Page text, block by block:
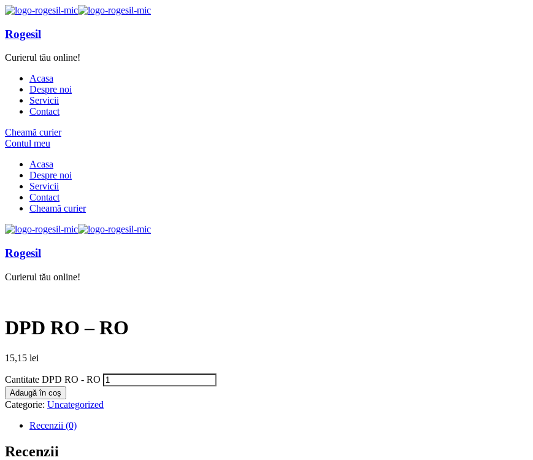
Rogesil
Curierul tău online!
Acasa
Despre noi
Servicii
Contact
Cheamă curier
Contul meu
Acasa
Despre noi
Servicii
Contact
Cheamă curier
Rogesil
Curierul tău online!
DPD RO – RO
15,15 lei
Cantitate DPD RO - RO
Adaugă în coș
Categorie: Uncategorized
Recenzii (0)
Recenzii